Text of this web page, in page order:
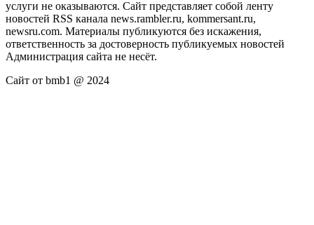
услуги не оказываются. Сайт представляет собой ленту
новостей RSS канала news.rambler.ru, kommersant.ru,
newsru.com. Материалы публикуются без искажения,
ответственность за достоверность публикуемых новостей
Администрация сайта не несёт.
Сайт от bmb1 @ 2024